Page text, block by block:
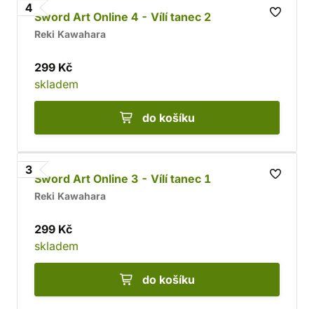
4
Sword Art Online 4 - Vílí tanec 2
Reki Kawahara
299 Kč
skladem
do košíku
3
Sword Art Online 3 - Vílí tanec 1
Reki Kawahara
299 Kč
skladem
do košíku